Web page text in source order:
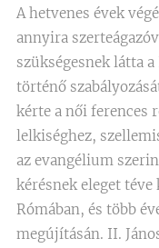
A hetvenes évek
annyira
szükségesnek látta
történő
kérte a női ferences
lelkiséghez,
az evangélium
kérésnek eleget
Rómában, és több
megújításán. II.